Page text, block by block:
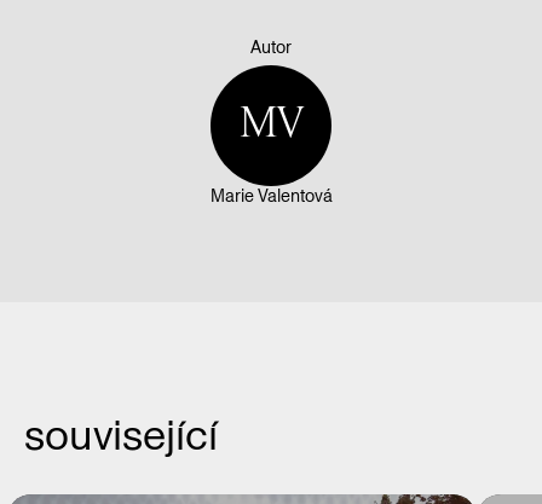
Autor
MV
Marie Valentová
související